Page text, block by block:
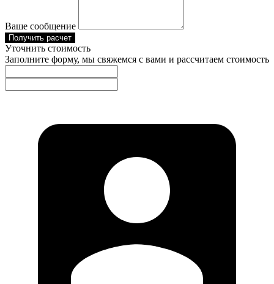
Ваше сообщение
Получить расчет
Уточнить стоимость
Заполните форму, мы свяжемся с вами и рассчитаем стоимость